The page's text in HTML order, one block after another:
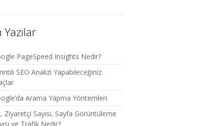
Yazılar
PageSpeed Insights Nedir?
SEO Analizi Yapabileceğiniz
Arama Yapma Yöntemleri
Ziyaretçi Sayısı, Sayfa Görüntüleme
ve Trafik Nedir?